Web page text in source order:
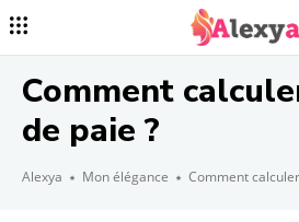
Comment
de paie ?
Alexya Mon élégance Comment